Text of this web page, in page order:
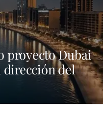
proyecto Dubai
dirección del